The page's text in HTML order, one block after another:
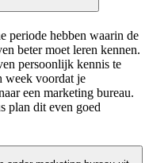
periode hebben waarin de
beter moet leren kennen.
persoonlijk kennis te
week voordat je
een marketing bureau.
plan dit even goed